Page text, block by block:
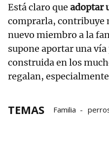
Está claro que adoptar
comprarla, contribuye
nuevo miembro a la
supone aportar una
construida en los
regalan,
TEMAS Familia